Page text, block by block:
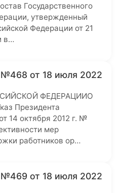
Государственного
утвержденный
Федерации от 21
в…
от 18 июля 2022
ФЕДЕРАЦИИО
Президента
14 октября 2012 г. №
мер
работников ор…
от 18 июля 2022